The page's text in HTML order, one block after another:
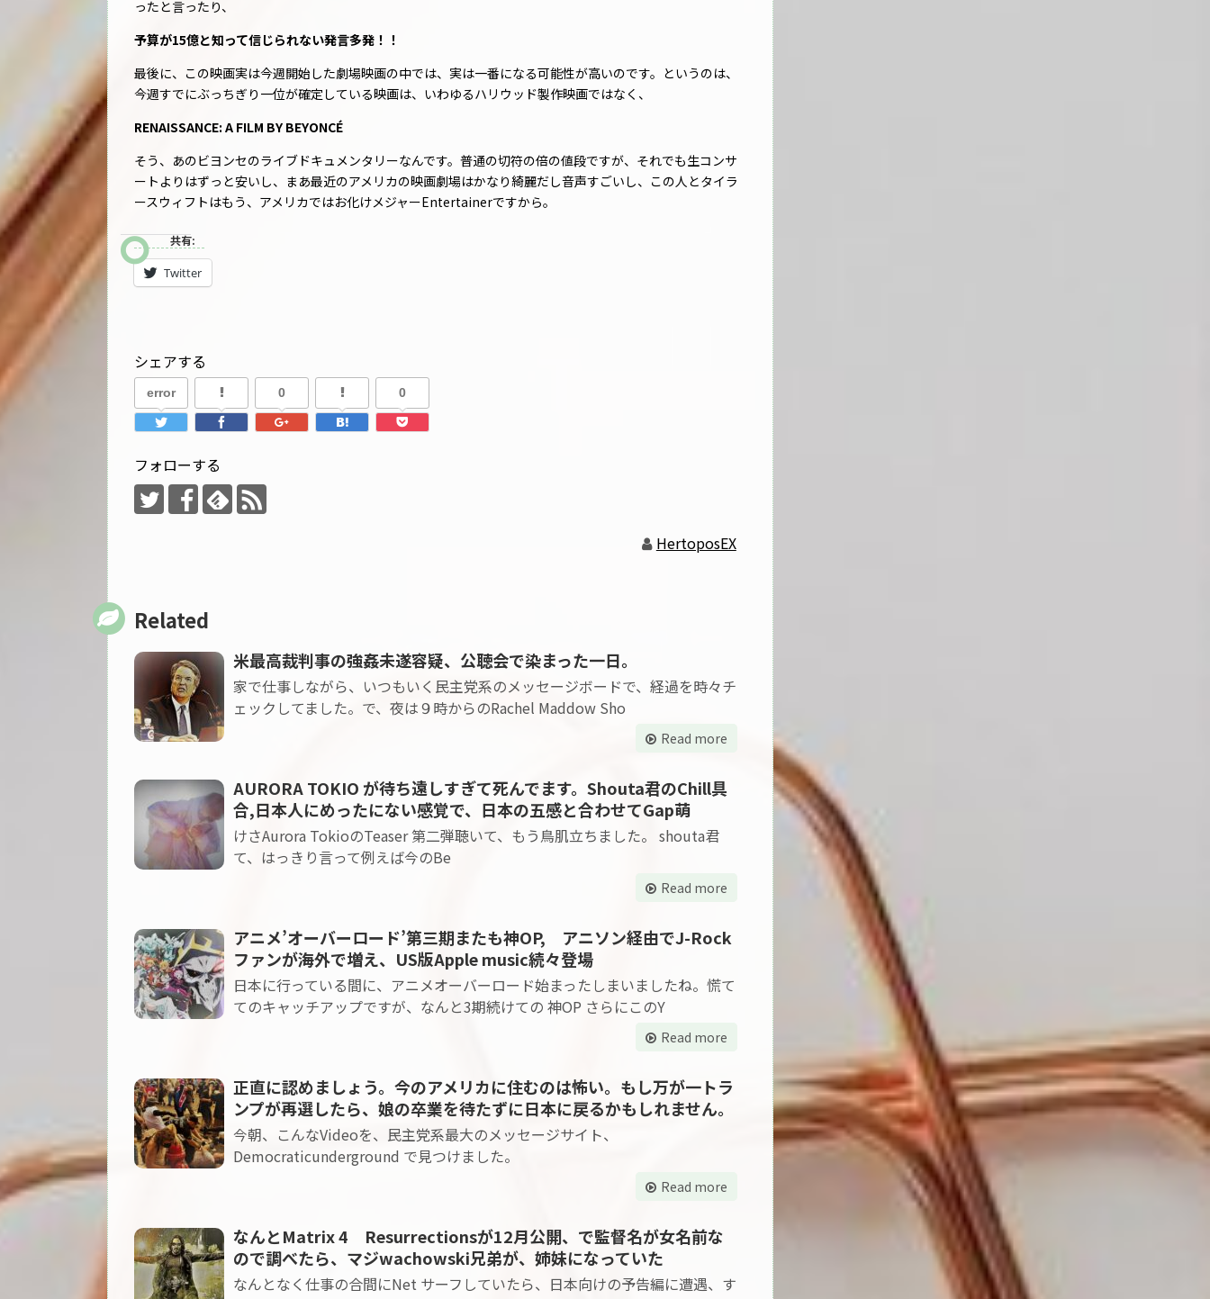
ったと言ったり、
予算が15億と知って信じられない発言多発！！
最後に、この映画実は今週開始した劇場映画の中では、実は一番になる可能性が高いのです。というのは、
今週すでにぶっちぎり一位が確定している映画は、いわゆるハリウッド製作映画ではなく、
RENAISSANCE: A FILM BY BEYONCÉ
そう、あのビヨンセのライブドキュメンタリーなんです。普通の切符の倍の値段ですが、それでも生コンサ
ートよりはずっと安いし、まあ最近のアメリカの映画劇場はかなり綺麗だし音声すごいし、この人とタイラ
ースウィフトはもう、アメリカではお化けメジャーEntertainerですから。
共有:
Twitter
シェアする
error 0 0
フォローする
HertoposEX
Related
米最高裁判事の強姦未遂容疑、公聴会で染まった一日。
家で仕事しながら、いつもいく民主党系のメッセージボードで、経過を時々チ
ェックしてました。で、夜は９時からのRachel Maddow Sho
Read more
AURORA TOKIO が待ち遠しすぎて死んでます。Shouta君のChill具
合,日本人にめったにない感覚で、日本の五感と合わせてGap萌
けさAurora TokioのTeaser 第二弾聴いて、もう鳥肌立ちました。 shouta君
て、はっきり言って例えば今のBe
Read more
アニメ’オーバーロード’第三期またも神OP, アニソン経由でJ-Rock
ファンが海外で増え、US版Apple music続々登場
日本に行っている間に、アニメオーバーロード始まったしまいましたね。慌て
てのキャッチアップですが、なんと3期続けての 神OP さらにこのY
Read more
正直に認めましょう。今のアメリカに住むのは怖い。もし万が一トラ
ンプが再選したら、娘の卒業を待たずに日本に戻るかもしれません。
今朝、こんなVideoを、民主党系最大のメッセージサイト、
Democraticunderground で見つけました。
Read more
なんとMatrix 4 Resurrectionsが12月公開、で監督名が女名前な
ので調べたら、マジwachowski兄弟が、姉妹になっていた
なんとなく仕事の合間にNet サーフしていたら、日本向けの予告編に遭遇、す